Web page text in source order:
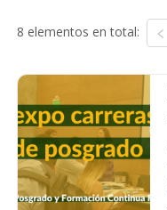
8 elementos en total: